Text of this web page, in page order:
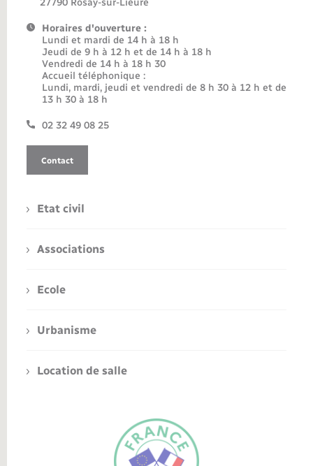
Horaires d'ouverture :
Lundi et mardi de 14 h à 18 h
Jeudi de 9 h à 12 h et de 14 h à 18 h
Vendredi de 14 h à 18 h 30
Accueil téléphonique :
Lundi, mardi, jeudi et vendredi de 8 h 30 à 12 h et de
13 h 30 à 18 h
02 32 49 08 25
Contact
Etat civil
Associations
Ecole
Urbanisme
Location de salle